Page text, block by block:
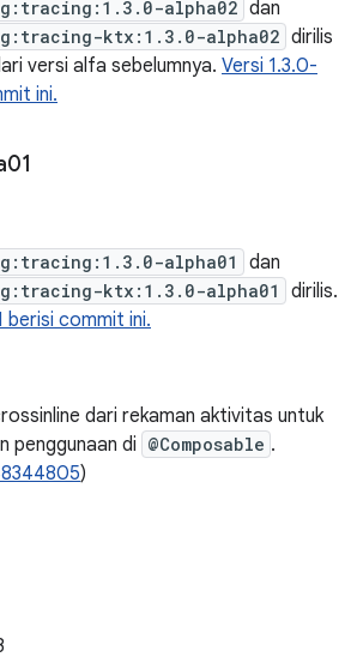
alpha02 dan
ktx:1.3.0-alpha02 dirilis
versi alfa sebelumnya. Versi 1.3.0-
ini.
alpha01 dan
ktx:1.3.0-alpha01
dirilis.
berisi commit ini.
dari rekaman aktivitas untuk
penggunaan di @Composable .
)